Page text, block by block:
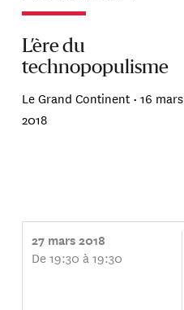
L’ère du
technopopulisme
Le Grand Continent •16 mars
2018
27 mars 2018
De 19:30 à 19:30